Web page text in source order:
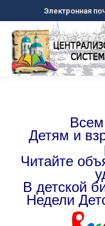
Электронная
Детям и
Читайте
В детской
Недели